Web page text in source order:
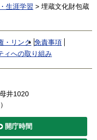
生涯学習 > 埋蔵文化財包蔵
・リンク 免責事項
ィへの取り組み
井1020
開庁時間